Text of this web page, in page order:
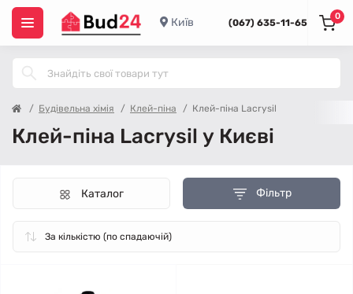
Київ (067) 635-11-65
0
Будівельна хімія Клей-піна Клей-піна Lacrysil
Клей-піна Lacrysil у Києві
Фільтр
Каталог